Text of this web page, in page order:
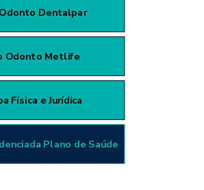
Dentalpar
Odonto Metlife
Física e Jurídica
Plano de Saúde